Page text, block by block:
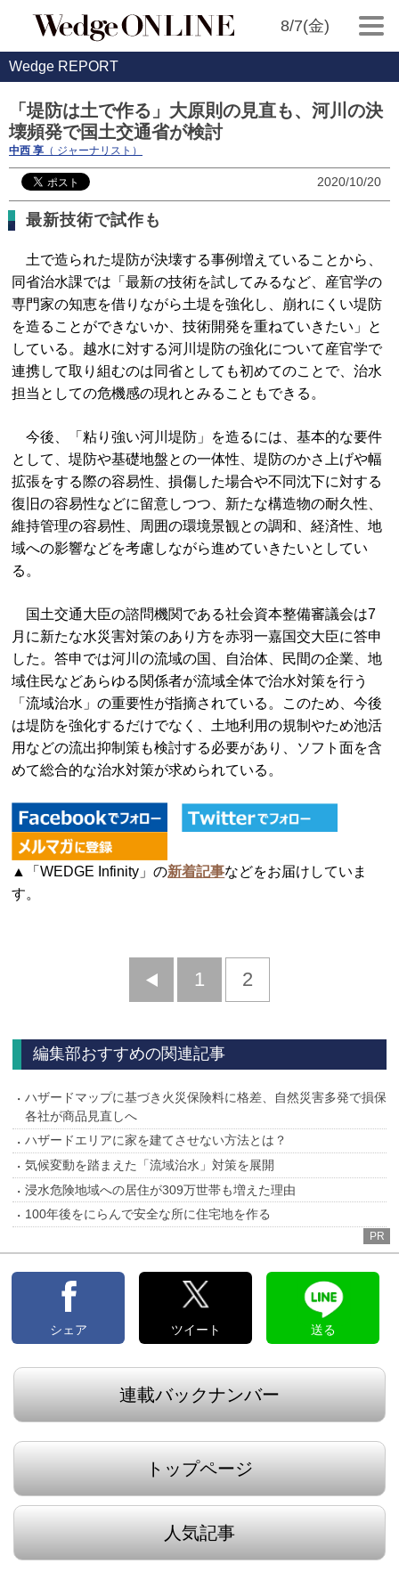
8/7(金)
Wedge REPORT
「堤防は土で作る」大原則の見直も、河川の決
壊頻発で国土交通省が検討
中西 享 （ ジャーナリスト）
2020/10/20
最新技術で試作も
土で造られた堤防が決壊する事例増えていることから、
同省治水課では「最新の技術を試してみるなど、産官学の
専門家の知恵を借りながら土堤を強化し、崩れにくい堤防
を造ることができないか、技術開発を重ねていきたい」と
している。越水に対する河川堤防の強化について産官学で
連携して取り組むのは同省としても初めてのことで、治水
担当としての危機感の現れとみることもできる。
今後、「粘り強い河川堤防」を造るには、基本的な要件
として、堤防や基礎地盤との一体性、堤防のかさ上げや幅
拡張をする際の容易性、損傷した場合や不同沈下に対する
復旧の容易性などに留意しつつ、新たな構造物の耐久性、
維持管理の容易性、周囲の環境景観との調和、経済性、地
域への影響などを考慮しながら進めていきたいとしてい
る。
国土交通大臣の諮問機関である社会資本整備審議会は7
月に新たな水災害対策のあり方を赤羽一嘉国交大臣に答申
した。答申では河川の流域の国、自治体、民間の企業、地
域住民などあらゆる関係者が流域全体で治水対策を行う
「流域治水」の重要性が指摘されている。このため、今後
は堤防を強化するだけでなく、土地利用の規制やため池活
用などの流出抑制策も検討する必要があり、ソフト面を含
めて総合的な治水対策が求められている。
▲「WEDGE Infinity」の新着記事などをお届けしていま
す。
前
1 2
編集部おすすめの関連記事
ハザードマップに基づき火災保険料に格差、自然災害多発で損保
各社が商品見直しへ
ハザードエリアに家を建てさせない方法とは？
気候変動を踏まえた「流域治水」対策を展開
浸水危険地域への居住が309万世帯も増えた理由
100年後をにらんで安全な所に住宅地を作る
PR
シェア ツイート 送る
連載バックナンバー
トップページ
人気記事